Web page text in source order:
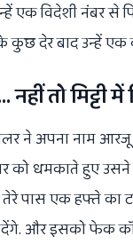
एक विदेशी नंबर से
कुछ देर बाद उन्हें एक
तो मिट्टी
ने अपना नाम आरजू
धमकाते हुए उसने
पास एक हफ्ते का
और इसको फेक कॉल